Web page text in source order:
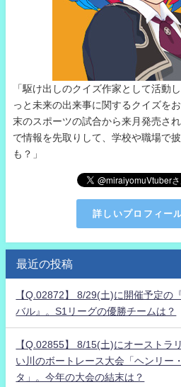
「駆け出しのクイズ作家として活動
っと未来の出来事に関するクイズを
末のスポーツの試合から来月発売さ
で情報を先取りして、学校や職場で
も？」
詳しいプロフィー
最近の投稿
【Q.02872】 8/29(土)に開催予定の
バル』。S1リーグの優勝チームは？
【Q.02855】 8/15(土)にオーストラ
い川のボートレース大会「ヘンリー
タ」。今年の大会の結末は？